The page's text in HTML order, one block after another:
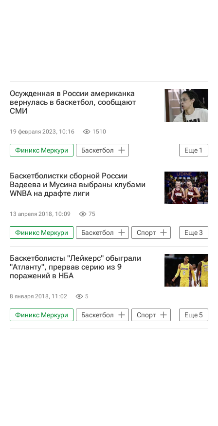
Осужденная в России американка
вернулась в баскетбол, сообщают
СМИ
19 февраля 2023, 10:16 1510
Еще 1
Финикс Меркури
Баскетбол
Бриттни Грайнер
Баскетболистки сборной России
Вадеева и Мусина выбраны клубами
WNBA на драфте лиги
13 апреля 2018, 10:09 75
Еще3
Финикс Меркури Баскетбол
Спорт
Россия (ж)
Лос-Анджелес Спаркс
Мария Вадеева
Баскетболисты "Лейкерс" обыграли
"Атланту", прервав серию из 9
поражений в НБА
8 января 2018, 11:02 5
Еще5
Финикс Меркури Баскетбол
Спорт
НБА
Портленд Трэйл Блэйзерс